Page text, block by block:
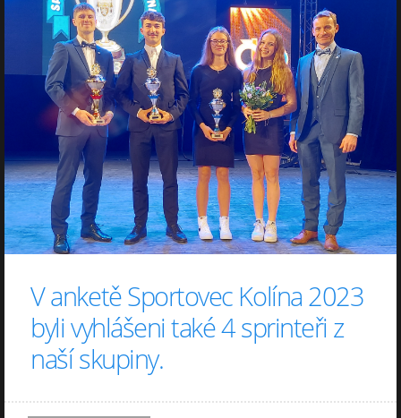
V anketě Sportovec Kolína 2023
byli vyhlášeni také 4 sprinteři z
naší skupiny.